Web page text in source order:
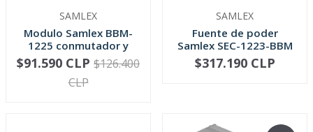
SAMLEX
Modulo Samlex BBM-
1225 conmutador y
cargador de...
+
-
$91.590 CLP $126.400
CLP
SAMLEX
Fuente de poder
Samlex SEC-1223-BBM
13,8V 23Amp...
+
$317.190 CLP